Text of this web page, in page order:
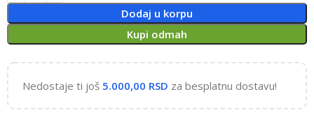
Dodaj u korpu
Kupi odmah
Nedostaje ti još 5.000,00 RSD za besplatnu dostavu!